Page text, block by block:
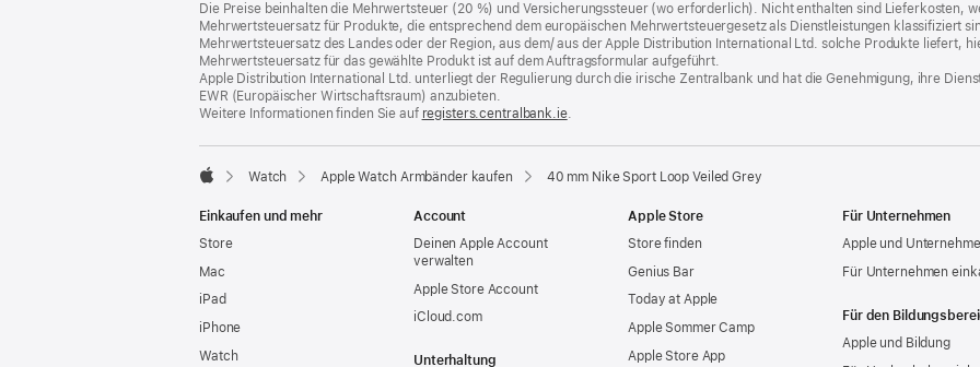
Die Preise beinhalten die Mehrwertsteuer (20 %) und Versicherungssteuer (wo erforderlich). Nicht enthalten sind Lieferkosten,
Mehrwertsteuersatz für Produkte, die entsprechend dem europäischen Mehrwertsteuergesetz als Dienstleistungen klassifiziert
Mehrwertsteuersatz des Landes oder der Region, aus dem/ aus der Apple Distribution International Ltd. solche Produkte liefert,
Mehrwertsteuersatz für das gewählte Produkt ist auf dem Auftragsformular aufgeführt.
Apple Distribution International Ltd. unterliegt der Regulierung durch die irische Zentralbank und hat die Genehmigung, ihre
EWR (Europäischer Wirtschaftsraum) anzubieten.
Weitere Informationen finden Sie auf registers.centralbank.ie(Öffnet
neues
.
Watch Apple Watch Armbänder kaufen 40 mm Nike Sport Loop Veiled Grey
Einkaufen und mehr
Store
Mac
iPad
iPhone
Watch
Account
Deinen Apple Account
verwalten
Apple Store Account
iCloud.com
Unterhaltung
Apple Store
Store finden
Genius Bar
Today at Apple
Apple Sommer Camp
Apple Store App
Für Unternehmen
Apple und
Für Unternehmen
Für den
Apple und Bildung